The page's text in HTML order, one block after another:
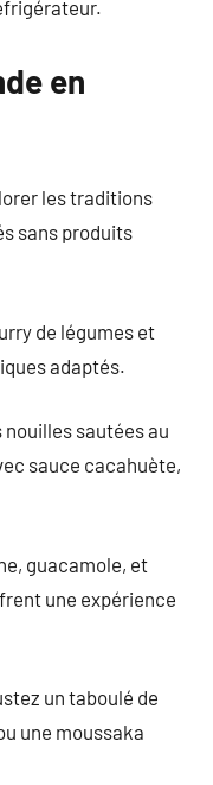
en
les traditions
sans produits
de légumes et
adaptés.
sautées au
sauce cacahuète,
guacamole, et
une expérience
un taboulé de
une moussaka